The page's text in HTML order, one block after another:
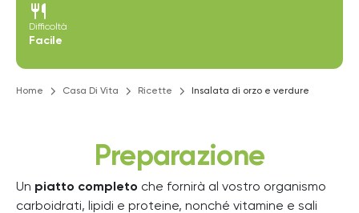
restaurant
Difficoltà
Facile
Home Casa Di Vita Ricette Insalata di orzo e verdure
Preparazione
Un piatto completo che fornirà al vostro organismo
carboidrati, lipidi e proteine, nonché vitamine e sali